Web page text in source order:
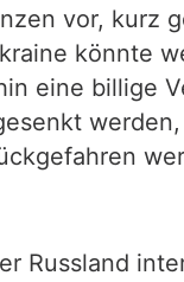
vor, kurz
könnte
eine billige
Russland